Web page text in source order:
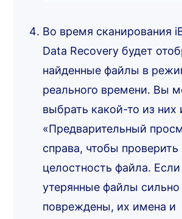
Во время сканирования
Data Recovery будет
найденные файлы в
реального времени. Вы
выбрать какой-то из них
«Предварительный
справа, чтобы проверить
целостность файла.
утерянные файлы сильно
повреждены, их имена и